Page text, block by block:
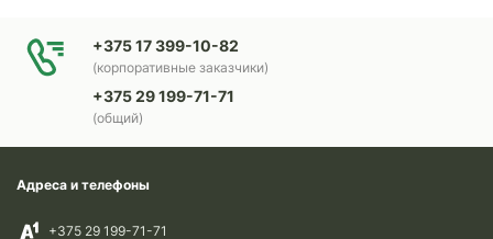
+375 17 399-10-82
(корпоративные заказчики)
+375 29 199-71-71
(общий)
Адреса и телефоны
+375 29 199-71-71